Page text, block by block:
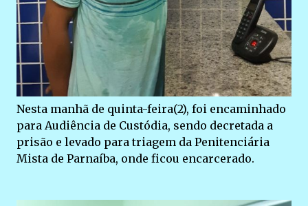
Nesta manhã de quinta-feira(2), foi encaminhado
para Audiência de Custódia, sendo decretada a
prisão e levado para triagem da Penitenciária
Mista de Parnaíba, onde ficou encarcerado.